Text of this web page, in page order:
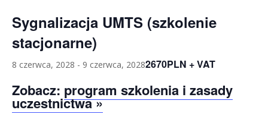
Sygnalizacja UMTS (szkolenie
stacjonarne)
8 czerwca, 2028 - 9 czerwca, 20282670PLN + VAT
Zobacz: program szkolenia i zasady
uczestnictwa »